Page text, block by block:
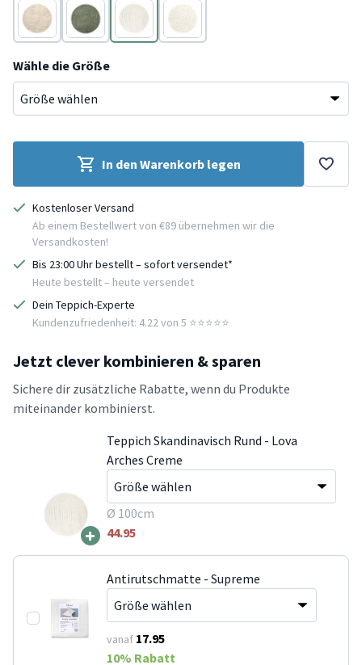
Beige Grün Creme
Creme
Wähle die Größe
In den Warenkorb legen
Kostenloser Versand
Ab einem Bestellwert von €89 übernehmen wir die
Versandkosten!
Bis 23:00 Uhr bestellt – sofort versendet*
Heute bestellt – heute versendet
Dein Teppich-Experte
Kundenzufriedenheit: 4.22 von 5 ⭐️⭐️⭐️⭐️⭐️
Jetzt clever kombinieren & sparen
Sichere dir zusätzliche Rabatte, wenn du Produkte
miteinander kombinierst.
+
Teppich Skandinavisch Rund - Lova
Arches Creme
Ø 100cm
44.95
Antirutschmatte - Supreme
vanaf 17.95
10% Rabatt